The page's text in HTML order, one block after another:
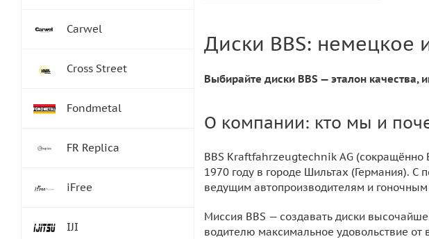
Диски BBS: немецкое
Выбирайте диски BBS — эталон качества,
О компании: кто мы и
BBS Kraftfahrzeugtechnik AG
1970 году в городе Шильтах (Германия). С
ведущим автопроизводителям и
Миссия BBS — создавать диски
водителю максимальное удовольствие
Carwel
Cross Street
Fondmetal
FR Replica
iFree
IJI